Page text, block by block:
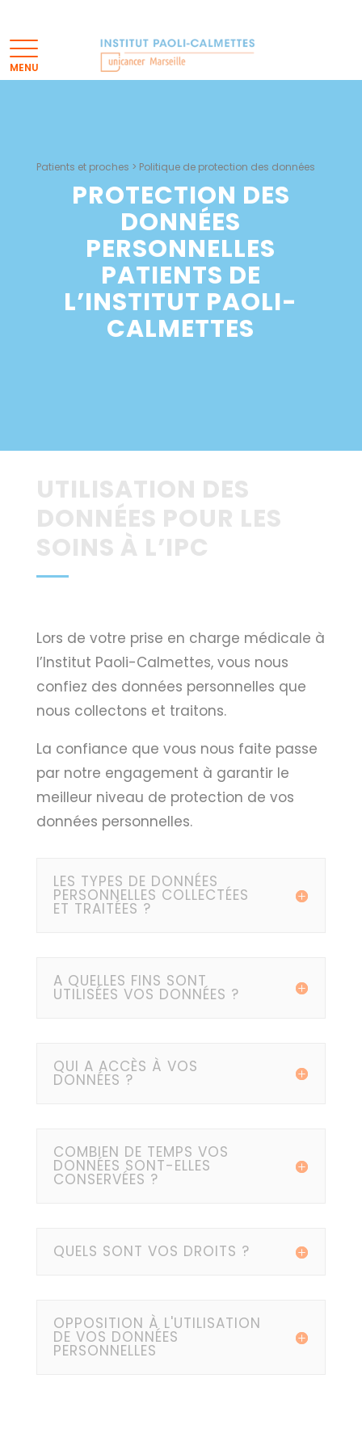
Patients et proches > Politique de protection des données
PROTECTION DES
DONNÉES
PERSONNELLES
PATIENTS DE
L’INSTITUT PAOLI-
CALMETTES
UTILISATION DES
DONNÉES POUR LES
SOINS À L’IPC
Lors de votre prise en charge médicale à
l’Institut Paoli-Calmettes, vous nous
confiez des données personnelles que
nous collectons et traitons.
La confiance que vous nous faite passe
par notre engagement à garantir le
meilleur niveau de protection de vos
données personnelles.
LES TYPES DE DONNÉES
PERSONNELLES COLLECTÉES
ET TRAITÉES ?
A QUELLES FINS SONT
UTILISÉES VOS DONNÉES ?
QUI A ACCÈS À VOS
DONNÉES ?
COMBIEN DE TEMPS VOS
DONNÉES SONT-ELLES
CONSERVÉES ?
QUELS SONT VOS DROITS ?
OPPOSITION À L'UTILISATION
DE VOS DONNÉES
PERSONNELLES